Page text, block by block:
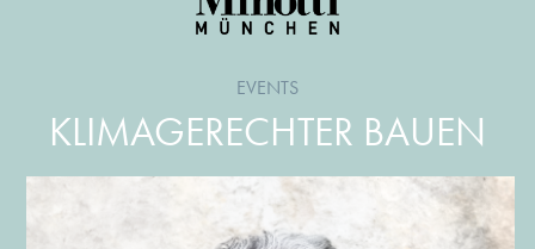
EVENTS
KLIMAGERECHTER BAUEN